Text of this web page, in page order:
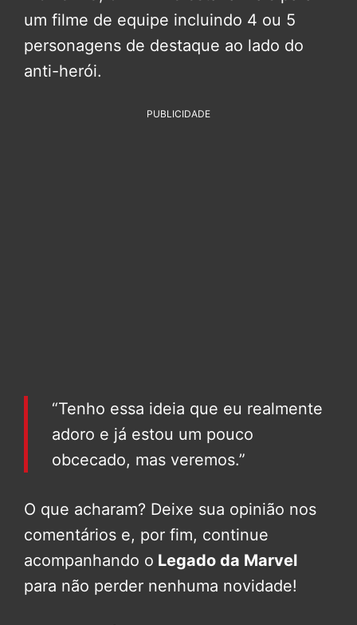
um filme de equipe incluindo 4 ou 5
personagens de destaque ao lado do
anti-herói.
PUBLICIDADE
“Tenho essa ideia que eu realmente
adoro e já estou um pouco
obcecado, mas veremos.”
O que acharam? Deixe sua opinião nos
comentários e, por fim, continue
acompanhando o Legado da Marvel
para não perder nenhuma novidade!